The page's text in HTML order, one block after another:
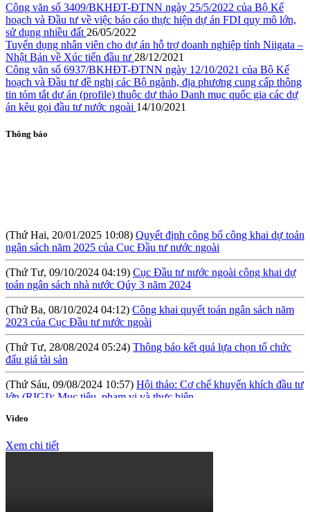
Công văn số 3409/BKHĐT-ĐTNN ngày 25/5/2022 của Bộ Kế
hoạch và Đầu tư về việc báo cáo thực hiện dự án FDI quy mô lớn,
sử dụng nhiều đất 26/05/2022
Tuyển dụng nhân viên cho dự án hỗ trợ doanh nghiệp tỉnh Niigata –
Nhật Bản về Xúc tiến đầu tư 28/12/2021
Công văn số 6937/BKHĐT-ĐTNN ngày 12/10/2021 của Bộ Kế
hoạch và Đầu tư đề nghị các Bộ ngành, địa phương cung cấp thông
tin tóm tắt dự án (profile) thuộc dự thảo Danh mục quốc gia các dự
án kêu gọi đầu tư nước ngoài 14/10/2021
Thông báo
ngân sách năm 2025 của Cục Đầu tư nước ngoài
(Thứ Tư, 09/10/2024 04:19)Cục Đầu tư nước ngoài công khai dự
toán ngân sách nhà nước Qúy 3 năm 2024
(Thứ Ba, 08/10/2024 04:12)Công khai quyết toán ngân sách năm
2023 của Cục Đầu tư nước ngoài
(Thứ Tư, 28/08/2024 05:24)Thông báo kết quả lựa chọn tổ chức
đấu giá tài sản
(Thứ Sáu, 09/08/2024 10:57)
lớn (RIGI): Mục tiêu, phạm vi và thực hiện
sách Quý I năm 2024
(Thứ Tư, 31/01/2024 09:04)
quy định về việc thành lập, quản lý và sử dụng Quỹ hỗ trợ đầu tư
Video
Xem chi tiết